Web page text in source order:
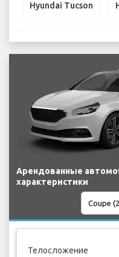
Hyundai Tucson
Арендованные
характеристики
Телосложение